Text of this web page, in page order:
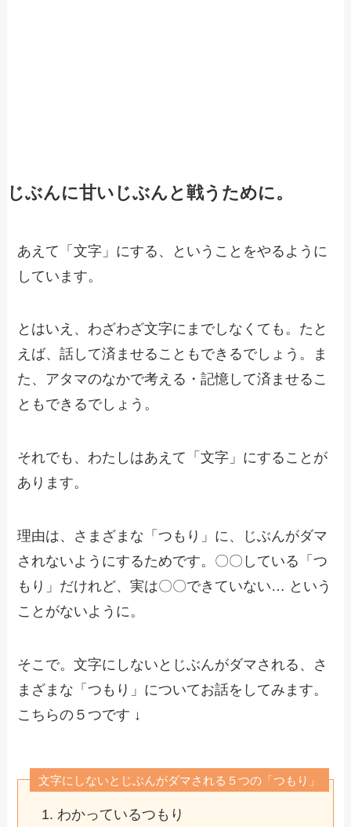
じぶんに甘いじぶんと戦うために。
あえて「文字」にする、ということをやるように
しています。
とはいえ、わざわざ文字にまでしなくても。たと
えば、話して済ませることもできるでしょう。ま
た、アタマのなかで考える・記憶して済ませるこ
ともできるでしょう。
それでも、わたしはあえて「文字」にすることが
あります。
理由は、さまざまな「つもり」に、じぶんがダマ
されないようにするためです。〇〇している「つ
もり」だけれど、実は〇〇できていない… という
ことがないように。
そこで。文字にしないとじぶんがダマされる、さ
まざまな「つもり」についてお話をしてみます。
こちらの５つです ↓
文字にしないとじぶんがダマされる５つの「つもり」
わかっているつもり